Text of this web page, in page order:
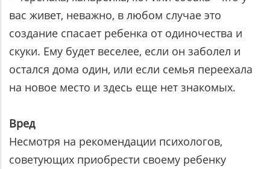
вас живет, неважно, в любом случае это
создание спасает ребенка от одиночества и
скуки. Ему будет веселее, если он заболел и
остался дома один, или если семья переехала
на новое место и здесь еще нет знакомых.
Вред
Несмотря на рекомендации психологов,
советующих приобрести своему ребенку